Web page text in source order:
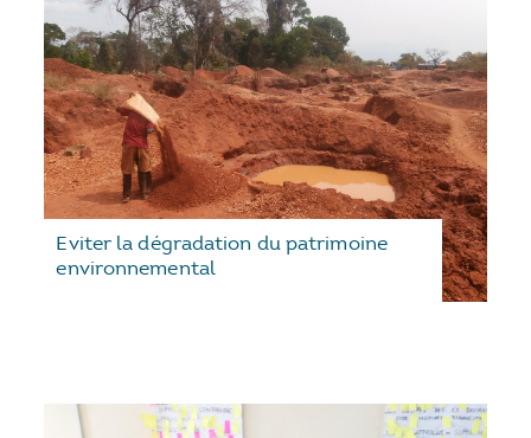
Eviter la dégradation du patrimoine
environnemental